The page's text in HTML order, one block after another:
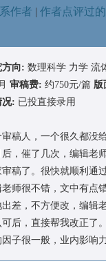
作者 | 作者点评过的
方向: 数理科学 力学 流
审稿费: 约750元/篇 版
况: 已投直接录用
审稿人，一个很久都没
后，催了几次，编辑老
稿了。很快就顺利通过
老师很不错，文中有点
出差，不方便改，编辑
后，直接帮我改正了。
子很一般，业内影响力